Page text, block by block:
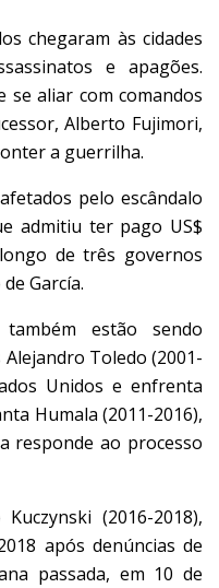
chegaram às cidades
e apagões.
se aliar com comandos
Alberto Fujimori,
a guerrilha.
peloescândalo
admitiu ter pago US$
de três governos
García.
estão sendo
Alejandro Toledo (2001-
Unidos e enfrenta
Humala (2011-2016),
responde ao processo
Kuczynski (2016-2018),
após denúncias de
passada, em 10 de